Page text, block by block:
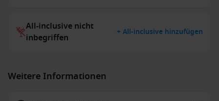
All-inclusive nicht
inbegriffen
+ All-inclusive hinzufügen
Weitere Informationen